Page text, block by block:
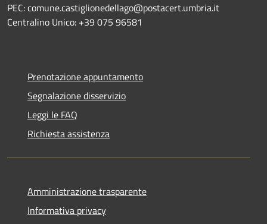
PEC: comune.castiglionedellago@postacert.umbria.it
Centralino Unico: +39 075 96581
Prenotazione appuntamento
Segnalazione disservizio
Leggi le FAQ
Richiesta assistenza
Amministrazione trasparente
Informativa privacy